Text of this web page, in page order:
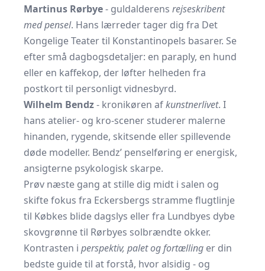
Martinus Rørbye- guldalderens rejseskribent
med pensel. Hans lærreder tager dig fra Det
Kongelige Teater til Konstantinopels basarer. Se
efter små dagbogsdetaljer: en paraply, en hund
eller en kaffekop, der løfter helheden fra
postkort til personligt vidnesbyrd.
Wilhelm Bendz- kronikøren afkunstnerlivet. I
hans atelier- og kro-scener studerer malerne
hinanden, rygende, skitsende eller spillevende
døde modeller. Bendz’ penselføring er energisk,
ansigterne psykologisk skarpe.
Prøv næste gang at stille dig midt i salen og
skifte fokus fra Eckersbergs stramme flugtlinje
til Købkes blide dagslys eller fra Lundbyes dybe
skovgrønne til Rørbyes solbrændte okker.
Kontrasten i perspektiv, palet og fortælling er din
bedste guide til at forstå, hvor alsidig - og